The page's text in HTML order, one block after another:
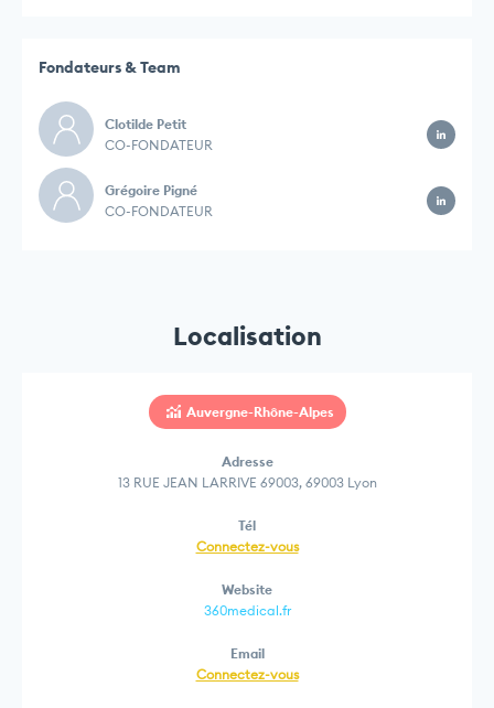
Fondateurs & Team
Clotilde Petit
CO-FONDATEUR
Grégoire Pigné
CO-FONDATEUR
Localisation
Auvergne-Rhône-Alpes
Adresse
13 RUE JEAN LARRIVE 69003, 69003 Lyon
Tél
Connectez-vous
Website
360medical.fr
Email
Connectez-vous